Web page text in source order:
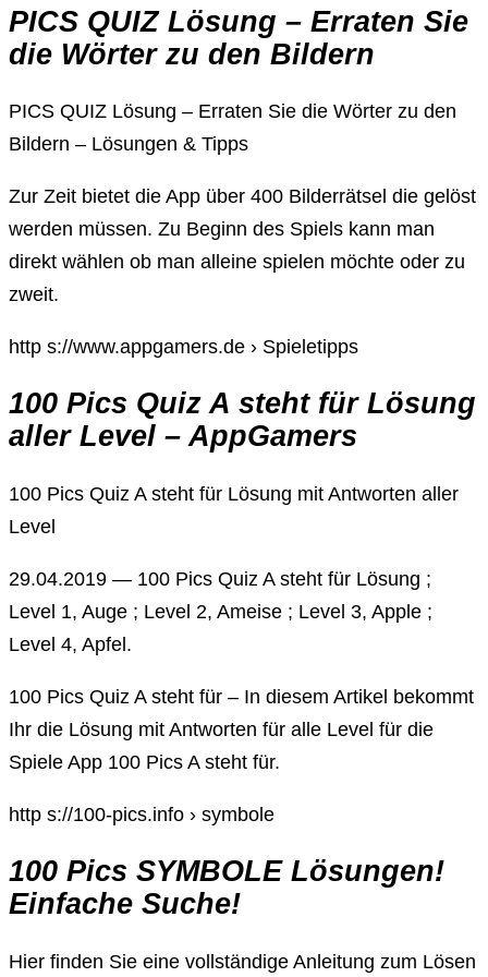
PICS QUIZ Lösung – Erraten Sie
die Wörter zu den Bildern
PICS QUIZ Lösung – Erraten Sie die Wörter zu den
Bildern – Lösungen & Tipps
Zur Zeit bietet die App über 400 Bilderrätsel die gelöst
werden müssen. Zu Beginn des Spiels kann man
direkt wählen ob man alleine spielen möchte oder zu
zweit.
http s://www.appgamers.de › Spieletipps
100 Pics Quiz A steht für Lösung
aller Level – AppGamers
100 Pics Quiz A steht für Lösung mit Antworten aller
Level
29.04.2019 — 100 Pics Quiz A steht für Lösung ;
Level 1, Auge ; Level 2, Ameise ; Level 3, Apple ;
Level 4, Apfel.
100 Pics Quiz A steht für – In diesem Artikel bekommt
Ihr die Lösung mit Antworten für alle Level für die
Spiele App 100 Pics A steht für.
http s://100-pics.info › symbole
100 Pics SYMBOLE Lösungen!
Einfache Suche!
Hier finden Sie eine vollständige Anleitung zum Lösen